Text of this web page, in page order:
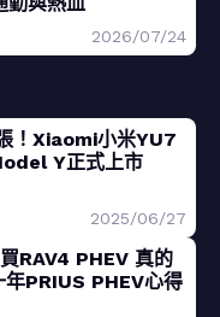
2026/07/24
！Xiaomi小米YU7
Y正式上市
2025/06/27
RAV4 PHEV 真的
PRIUS PHEV心得